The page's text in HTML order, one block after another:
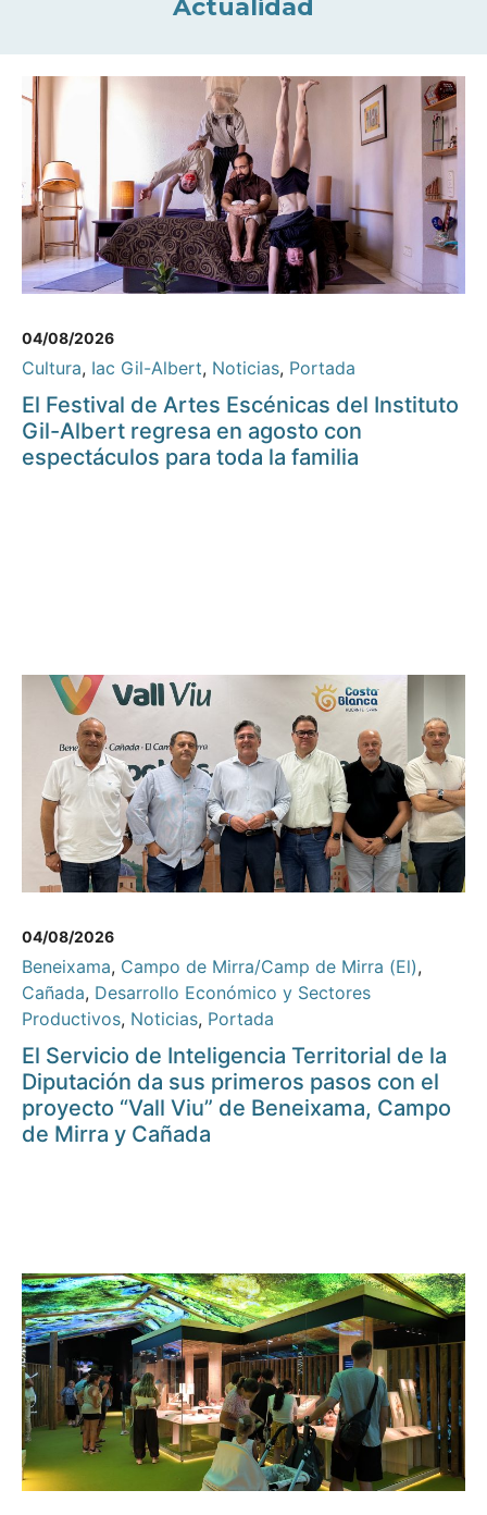
Actualidad
04/08/2026
Cultura, Iac Gil-Albert, Noticias, Portada
El Festival de Artes Escénicas del Instituto
Gil-Albert regresa en agosto con
espectáculos para toda la familia
04/08/2026
Beneixama, Campo de Mirra/Camp de Mirra (El),
Cañada, Desarrollo Económico y Sectores
Productivos, Noticias, Portada
El Servicio de Inteligencia Territorial de la
Diputación da sus primeros pasos con el
proyecto “Vall Viu” de Beneixama, Campo
de Mirra y Cañada